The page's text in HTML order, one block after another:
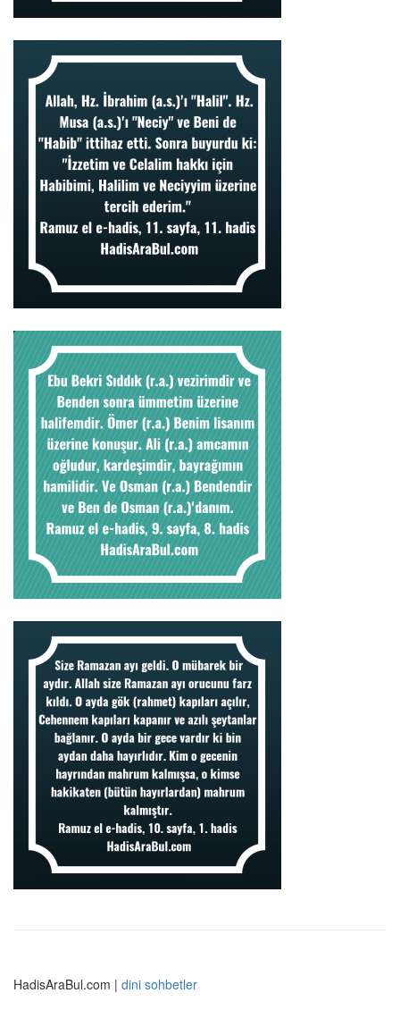
HadisAraBul.com | dini sohbetler